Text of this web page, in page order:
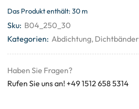
Das Produkt enthält: 30 m
Sku: B04_250_30
Kategorien: Abdichtung, Dichtbänder
Haben Sie Fragen?
Rufen Sie uns an! +49 1512 658 5314